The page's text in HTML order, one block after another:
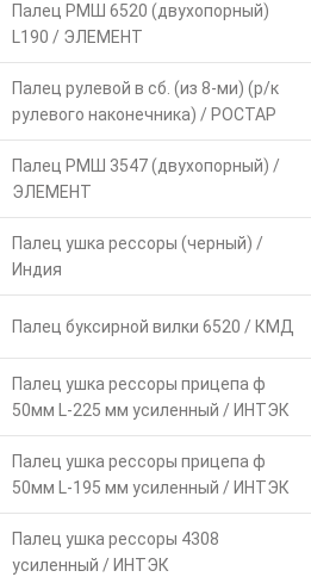
Палец РМШ 6520 (двухопорный)
L190 / ЭЛЕМЕНТ
Палец рулевой в сб. (из 8-ми) (р/к
рулевого наконечника) / РОСТАР
Палец РМШ 3547 (двухопорный) /
ЭЛЕМЕНТ
Палец ушка рессоры (черный) /
Индия
Палец буксирной вилки 6520 / КМД
Палец ушка рессоры прицепа ф
50мм L-225 мм усиленный / ИНТЭК
Палец ушка рессоры прицепа ф
50мм L-195 мм усиленный / ИНТЭК
Палец ушка рессоры 4308
усиленный / ИНТЭК